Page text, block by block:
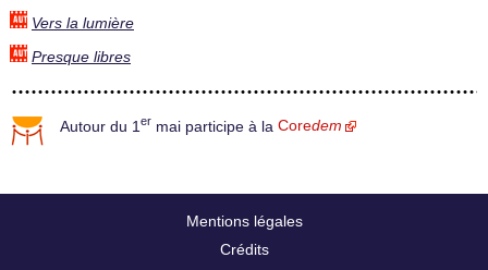
Vers la lumière
Presque libres
Autour du 1 er mai participe à la Coredem
Mentions légales
Crédits